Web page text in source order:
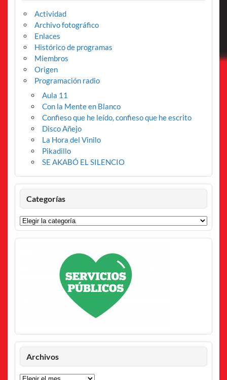
Actividad
Archivo fotográfico
Enlaces
Histórico de programas
Miembros
Origen
Programación radio
Aula 11
Con la Mente en Blanco
Confieso que he leído, confieso que he escrito
Disco Añejo
La Hora del Vinilo
Pikadillo
SE AKABÓ EL SILENCIO
Categorías
Categorías
Archivos
Archivos